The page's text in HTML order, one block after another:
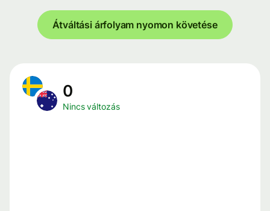
Átváltási árfolyam nyomon követése
0
Nincs változás